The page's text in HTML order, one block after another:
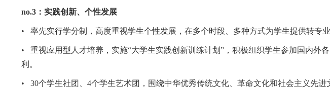
no.3 ：实践创新、个性发展
• 率先实行学分制，高度重视学生个性发展，在多个时段、多种方式为学生提供转专
• 重视应用型人才培养，实施“大学生实践创新训练计划”，积极组织学生参加国内外
利。
• 30个学生社团、 4个学生艺术团，围绕中华优秀传统文化、革命文化和社会主义先